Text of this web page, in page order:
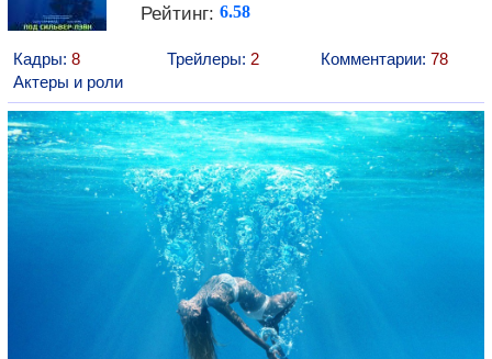
Рейтинг: 6.58
Кадры: 8 Трейлеры: 2 Комментарии: 78
Актеры и роли